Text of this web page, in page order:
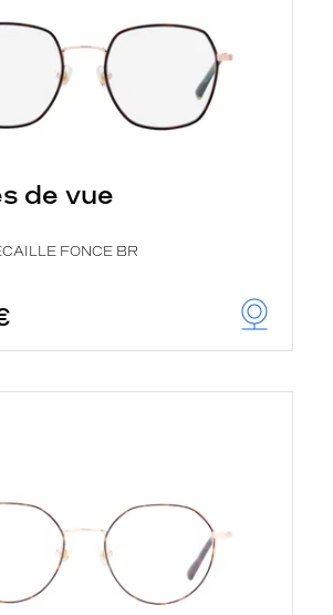
de vue
FONCE BR